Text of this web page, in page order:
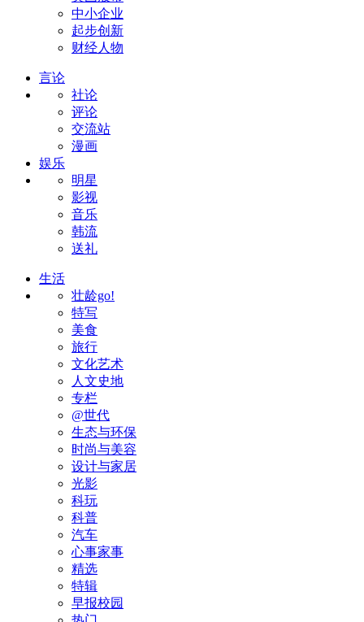
中小企业
起步创新
财经人物
言论
社论
评论
交流站
漫画
娱乐
明星
影视
音乐
韩流
送礼
生活
壮龄go!
特写
美食
旅行
文化艺术
人文史地
专栏
@世代
生态与环保
时尚与美容
设计与家居
光影
科玩
科普
汽车
心事家事
精选
特辑
早报校园